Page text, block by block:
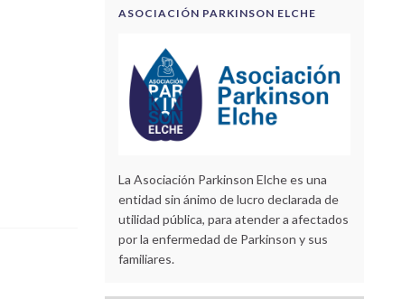
ASOCIACIÓN PARKINSON ELCHE
La Asociación Parkinson Elche es una
entidad sin ánimo de lucro declarada de
utilidad pública, para atender a afectados
por la enfermedad de Parkinson y sus
familiares.